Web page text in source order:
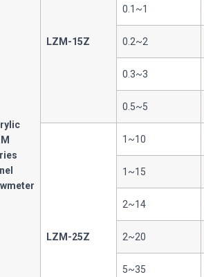
LZM-15Z
0.1~1
0.2~2
0.3~3
0.5~5
LZM-25Z
1~10
1~15
2~14
2~20
5~35